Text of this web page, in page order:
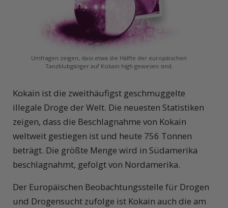
Umfragen zeigen, dass etwa die Hälfte der europäischen
Tanzklubgänger auf Kokain high gewesen sind.
Kokain ist die zweithäufigst geschmuggelte
illegale Droge der Welt. Die neuesten Statistiken
zeigen, dass die Beschlagnahme von Kokain
weltweit gestiegen ist und heute 756 Tonnen
beträgt. Die größte Menge wird in Südamerika
beschlagnahmt, gefolgt von Nordamerika.
Der Europäischen Beobachtungsstelle für Drogen
und Drogensucht zufolge ist Kokain auch die am